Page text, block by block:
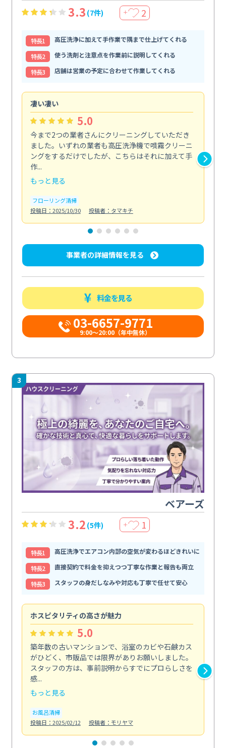
3.3 (7件) ＋ 2
特⻑1
高圧洗浄に加えて手作業で隅まで仕上げてくれる
特⻑2
使う洗剤と注意点を作業前に説明してくれる
特⻑3
店舗は営業の予定に合わせて作業してくれる
凄い凄い
5.0
今まで2つの業者さんにクリーニングしていただき
ました。いずれの業者も高圧洗浄機で噴霧クリーニ
ングをするだけでしたが、こちらはそれに加えて手
作...
もっと見る
フローリング清掃
投稿日：2025/10/30
投稿者：タマキチ
事業者の詳細情報を見る
料金を見る
03-6657-9771
9:00～20:00（年中無休）
3
ベアーズ
3.2 (5件) ＋ 1
特⻑1
高圧洗浄でエアコン内部の空気が変わるほどきれいに
特⻑2
直接契約で料金を抑えつつ丁寧な作業と報告も両立
特⻑3
スタッフの身だしなみや対応も丁寧で任せて安心
ホスピタリティの高さが魅力
5.0
築年数の古いマンションで、浴室のカビや石鹸カス
がひどく、市販品では限界がありお願いしました。
スタッフの方は、事前説明からすでにプロらしさを
感...
もっと見る
お風呂清掃
投稿日：2025/02/12
投稿者：モリヤマ